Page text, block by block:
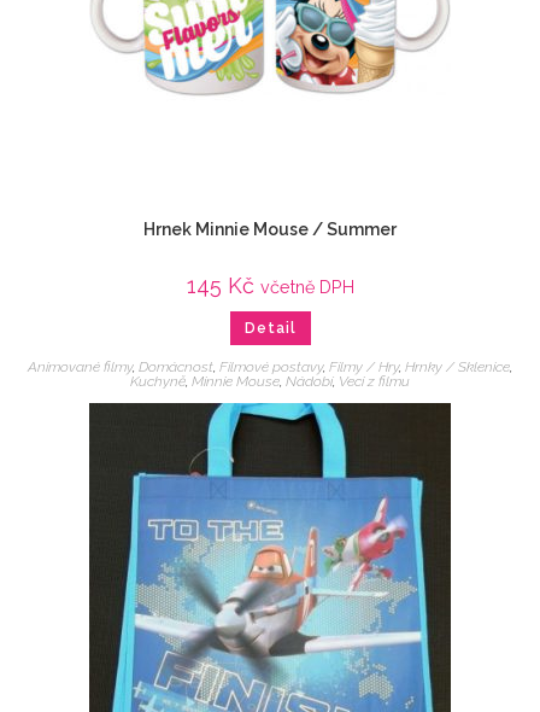
Hrnek Minnie Mouse / Summer
145 Kč včetně DPH
Detail
Animované filmy, Domácnost, Filmové postavy, Filmy / Hry, Hrnky / Sklenice,
Kuchyně, Minnie Mouse, Nádobí, Veci z filmu